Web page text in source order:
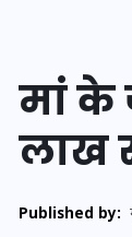
मां के
लाख
Published by: